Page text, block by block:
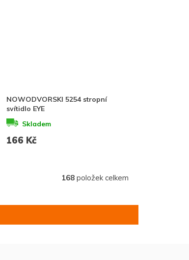
NOWODVORSKI 5254 stropní
svítidlo EYE
Skladem
166 Kč
168 položek celkem